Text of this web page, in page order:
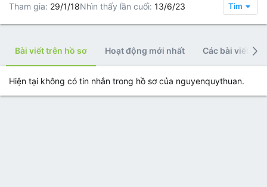
Tham gia 29/1/18Nhìn thấy lần cuối 13/6/23 Tìm
Bài viết trên hồ sơ Hoạt động mới nhất Các bài viết
Hiện tại không có tin nhắn trong hồ sơ của nguyenquythuan.